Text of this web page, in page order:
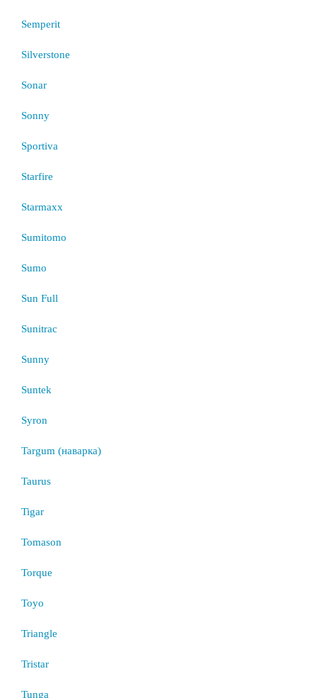
Semperit
Silverstone
Sonar
Sonny
Sportiva
Starfire
Starmaxx
Sumitomo
Sumo
Sun Full
Sunitrac
Sunny
Suntek
Syron
Targum (наварка)
Taurus
Tigar
Tomason
Torque
Toyo
Triangle
Tristar
Tunga